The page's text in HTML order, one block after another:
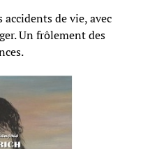
de vie, avec
Un frôlement des